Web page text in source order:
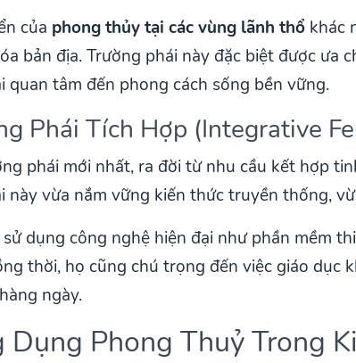
của phong thủy tại các vùng lãnh thổ khác
bản địa. Trường phái này đặc biệt được
quan tâm đến phong cách sống bền vững.
Phái Tích Hợp (Integrative
phái mới nhất, ra đời từ nhu cầu kết hợp
này vừa nắm vững kiến thức truyền thống,
dụng công nghệ hiện đại như phần mềm
thời, họ cũng chú trọng đến việc giáo dục
ngày.
Dụng Phong Thuỷ Trong